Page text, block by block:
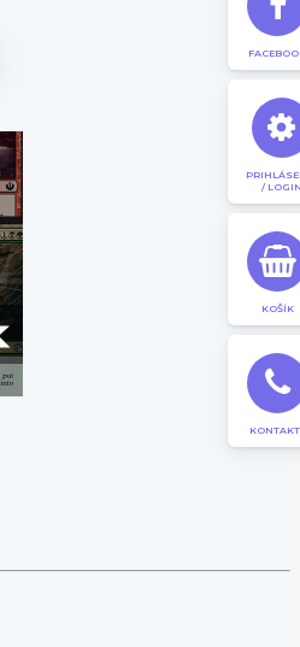
/
KOŠÍK